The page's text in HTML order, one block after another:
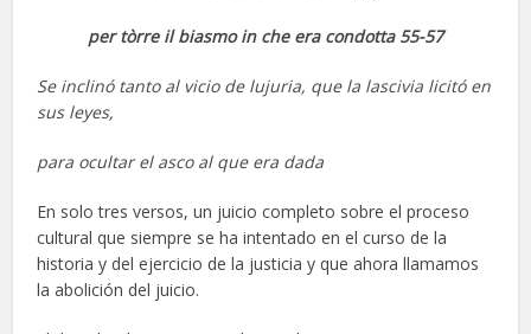
per tòrre il biasmo in che era condotta 55-57
Se inclinó tanto al vicio de lujuria, que la lascivia licitó en
sus leyes,
para ocultar el asco al que era dada
En solo tres versos, un juicio completo sobre el proceso
cultural que siempre se ha intentado en el curso de la
historia y del ejercicio de la justicia y que ahora llamamos
la abolición del juicio.